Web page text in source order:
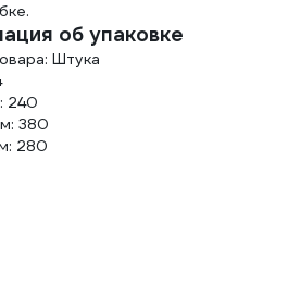
об упаковке
Штука
240
380
280